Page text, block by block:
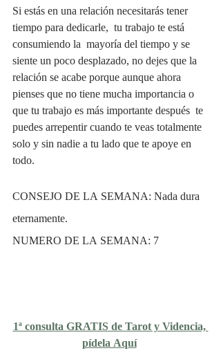
Si estás en una relación necesitarás tener
tiempo para dedicarle,  tu trabajo te está
consumiendo la  mayoría del tiempo y se
siente un poco desplazado, no dejes que la
relación se acabe porque aunque ahora
pienses que no tiene mucha importancia o
que tu trabajo es más importante después  te
puedes arrepentir cuando te veas totalmente
solo y sin nadie a tu lado que te apoye en
todo.
CONSEJO DE LA SEMANA: Nada dura
eternamente.
NUMERO DE LA SEMANA: 7
1ª consulta GRATIS de Tarot y Videncia,
pídela Aquí